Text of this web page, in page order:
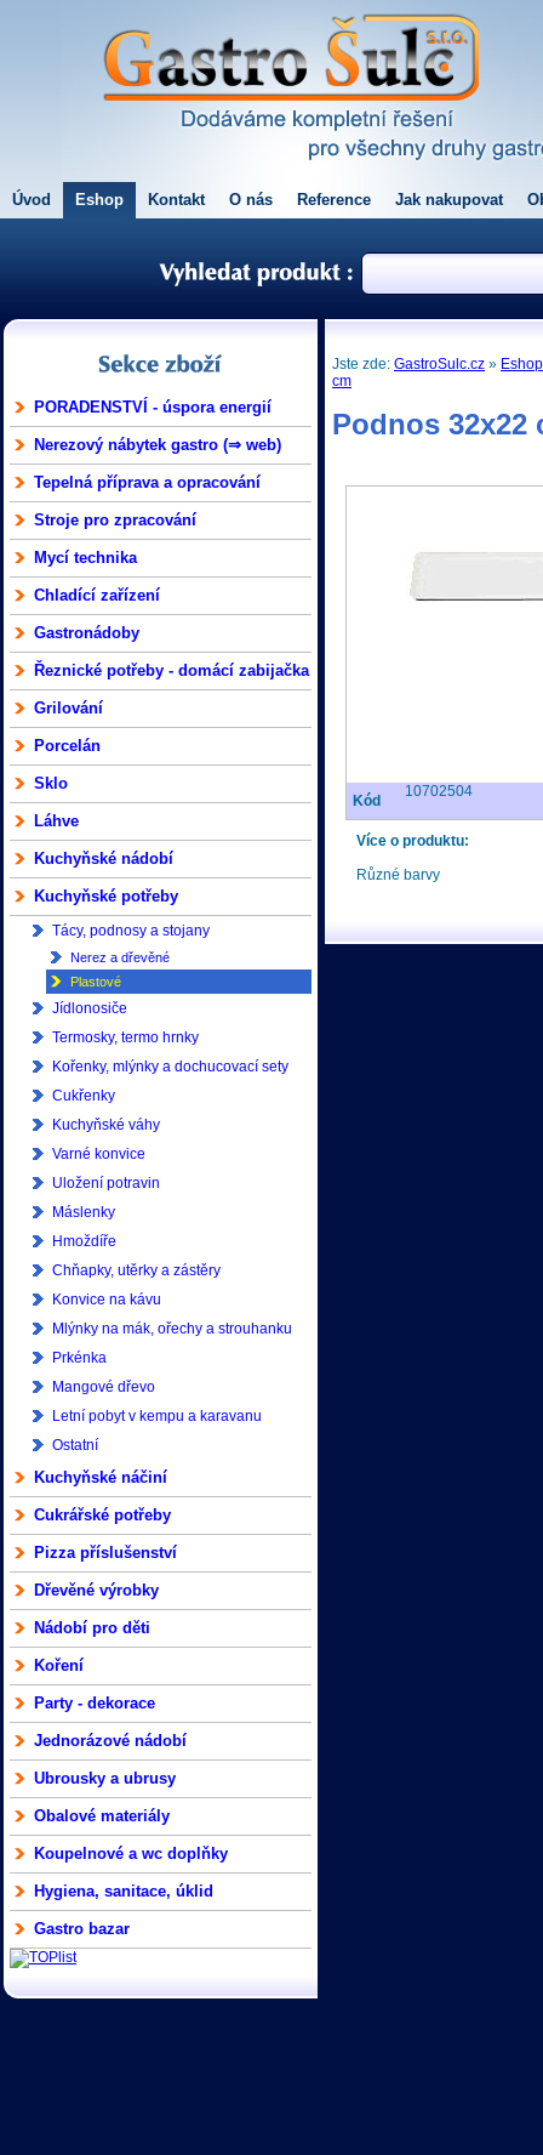
Úvod Eshop Kontakt O nás Reference Jak nakupovat
PORADENSTVÍ - úspora energií
Nerezový nábytek gastro (⇒ web)
Tepelná příprava a opracování
Stroje pro zpracování
Mycí technika
Chladící zařízení
Gastronádoby
Řeznické potřeby - domácí zabijačka
Grilování
Porcelán
Sklo
Láhve
Kuchyňské nádobí
Kuchyňské potřeby
Tácy, podnosy a stojany
Nerez a dřevěné
Plastové
Jídlonosiče
Termosky, termo hrnky
Kořenky, mlýnky a dochucovací sety
Cukřenky
Kuchyňské váhy
Varné konvice
Uložení potravin
Máslenky
Hmoždíře
Chňapky, utěrky a zástěry
Konvice na kávu
Mlýnky na mák, ořechy a strouhanku
Prkénka
Mangové dřevo
Letní pobyt v kempu a karavanu
Ostatní
Kuchyňské náčiní
Cukrářské potřeby
Pizza příslušenství
Dřevěné výrobky
Nádobí pro děti
Koření
Party - dekorace
Jednorázové nádobí
Ubrousky a ubrusy
Obalové materiály
Koupelnové a wc doplňky
Hygiena, sanitace, úklid
Gastro bazar
Jste zde:GastroSulc.cz » Eshop
cm
Podnos 32x22
Kód
10702504
Více o produktu:
Různé barvy